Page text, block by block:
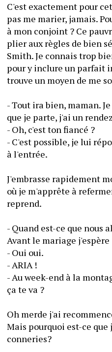
C'est exactement pour
pas me marier, jamais.
à mon conjoint ? Ce
plier aux règles de bien
Smith. Je connais trop
pour y inclure un parfait
trouve un moyen de me
- Tout ira bien, maman.
que je parte, j'ai un
- Oh, c'est ton fiancé ?
- C'est possible, je lui
à l'entrée.
J'embrasse rapidement
où je m'apprête à
- Quand est-ce que nous
Avant le mariage j'espère
- Au week-end à la
ça te va ?
Oh merde j'ai
Mais pourquoi est-ce que
conneries?